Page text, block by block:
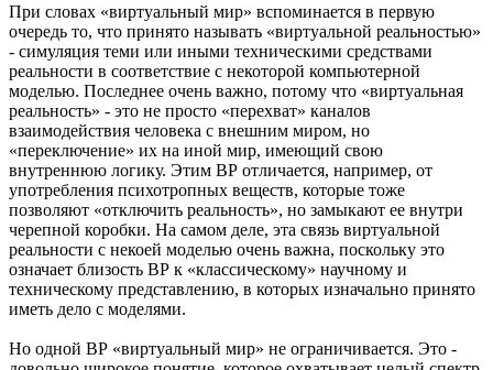
При словах «виртуальный мир» вспоминается в первую
очередь то, что принято называть «виртуальной реальностью»
- симуляция теми или иными техническими средствами
реальности в соответствие с некоторой компьютерной
моделью. Последнее очень важно, потому что «виртуальная
реальность» - это не просто «перехват» каналов
взаимодействия человека с внешним миром, но
«переключение» их на иной мир, имеющий свою
внутреннюю логику. Этим ВР отличается, например, от
употребления психотропных веществ, которые тоже
позволяют «отключить реальность», но замыкают ее внутри
черепной коробки. На самом деле, эта связь виртуальной
реальности с некоей моделью очень важна, поскольку это
означает близость ВР к «классическому» научному и
техническому представлению, в которых изначально принято
иметь дело с моделями.
Но одной ВР «виртуальный мир» не ограничивается. Это -